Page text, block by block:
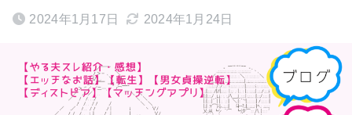
2024年1月17日 2024年1月24日